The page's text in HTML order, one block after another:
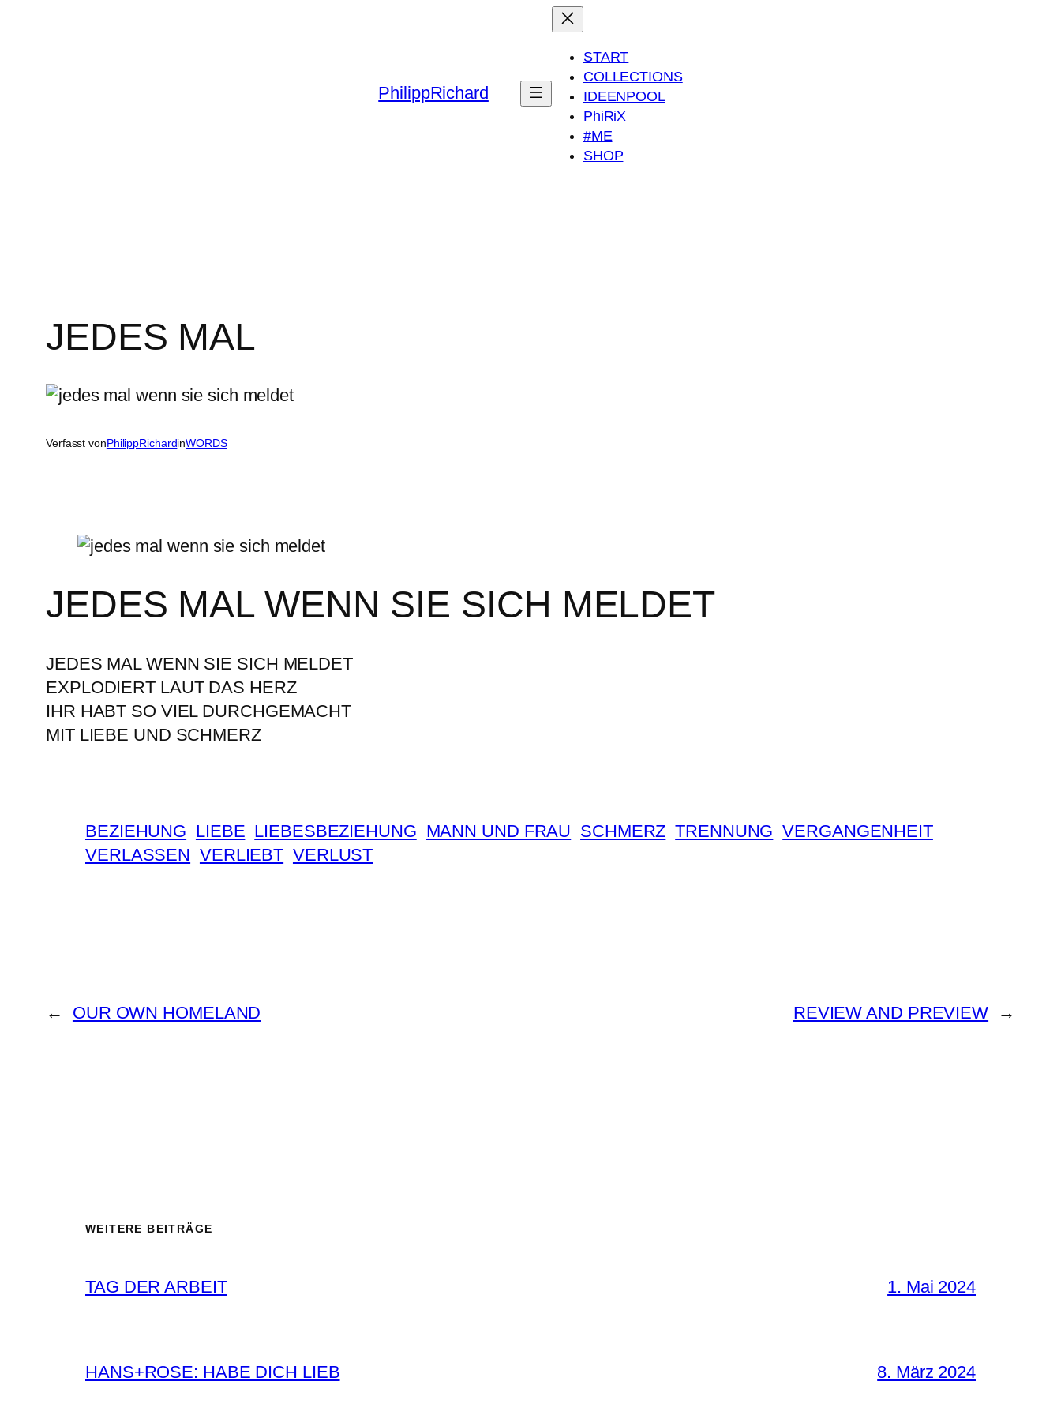
PhilippRichard
START
COLLECTIONS
IDEENPOOL
PhiRiX
#ME
SHOP
JEDES MAL
Verfasst vonPhilippRichardinWORDS
JEDES MAL WENN SIE SICH MELDET
JEDES MAL WENN SIE SICH MELDET
EXPLODIERT LAUT DAS HERZ
IHR HABT SO VIEL DURCHGEMACHT
MIT LIEBE UND SCHMERZ
BEZIEHUNG LIEBE LIEBESBEZIEHUNG MANN UND FRAU SCHMERZ TRENNUNG VERGANGENHEIT
VERLASSEN VERLIEBT VERLUST
← OUR OWN HOMELAND REVIEW AND PREVIEW →
WEITERE BEITRÄGE
TAG DER ARBEIT 1. Mai 2024
HANS+ROSE: HABE DICH LIEB 8. März 2024